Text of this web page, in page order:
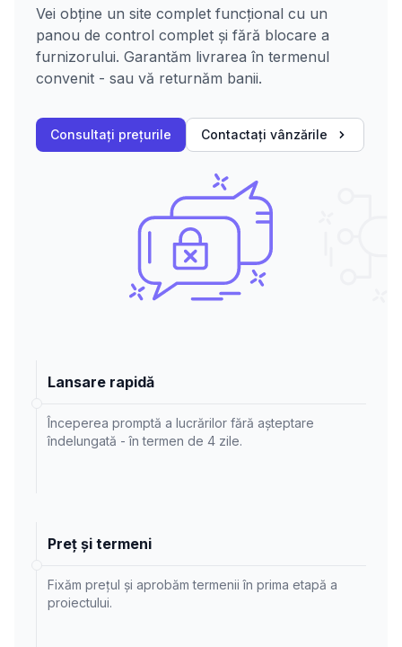
Vei obține un site complet funcțional cu un
panou de control complet și fără blocare a
furnizorului. Garantăm livrarea în termenul
convenit - sau vă returnăm banii.
Consultați prețurile Contactați vânzările
Lansare rapidă
Începerea promptă a lucrărilor fără așteptare
îndelungată - în termen de 4 zile.
Preț și termeni
Fixăm prețul și aprobăm termenii în prima etapă a
proiectului.